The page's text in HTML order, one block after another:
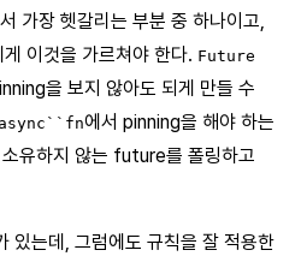
가장 헷갈리는 부분 중 하나이고,
이것을 가르쳐야 한다. Future
을 보지 않아도 되게 만들 수
async``fn에서 pinning을 해야 하는
유하지 않는 future를 폴링하고
있는데, 그럼에도 규칙을 잘 적용한